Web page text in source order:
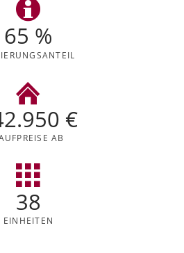
65 %
ANTEIL
€
AB
38
EINHEITEN